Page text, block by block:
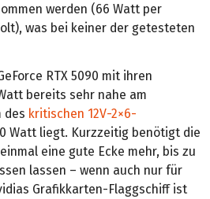
werden (66 Watt per
was bei keiner der getesteten
RTX 5090 mit ihren
bereits sehr nahe am
des kritischen 12V-2×6-
Watt liegt. Kurzzeitig benötigt die
eine gute Ecke mehr, bis zu
lassen – wenn auch nur für
Grafikkarten-Flaggschiff ist